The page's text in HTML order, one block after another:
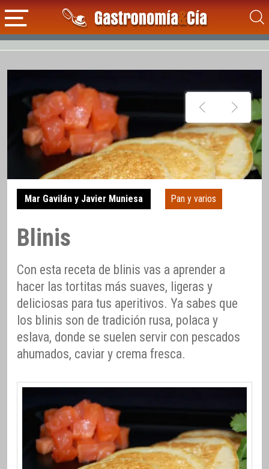
Mar Gavilán y Javier Muniesa Pan y varios
Blinis
Con esta receta de blinis vas a aprender a
hacer las tortitas más suaves, ligeras y
deliciosas para tus aperitivos. Ya sabes que
los blinis son de tradición rusa, polaca y
eslava, donde se suelen servir con pescados
ahumados, caviar y crema fresca.